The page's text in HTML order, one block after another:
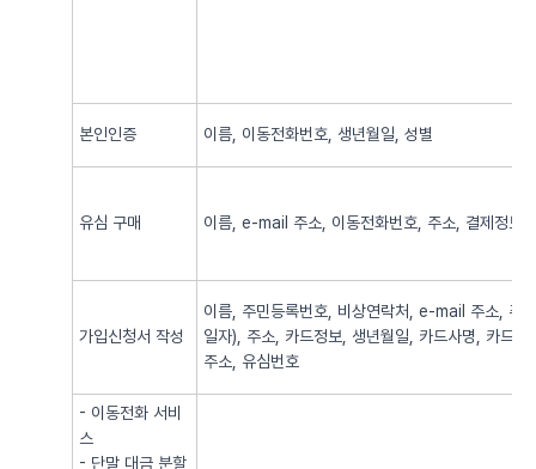
본인인증 이름, 이동전화번호, 생년월일, 성별
유심 구매 이름, e-mail 주소, 이동전화번호, 주소, 결제정보,
가입신청서 작성
이름, 주민등록번호, 비상연락처, e-mail 주소, 주
일자), 주소, 카드정보, 생년월일, 카드사명, 카드
주소, 유심번호
- 이동전화 서비
스
- 단말 대금 분할